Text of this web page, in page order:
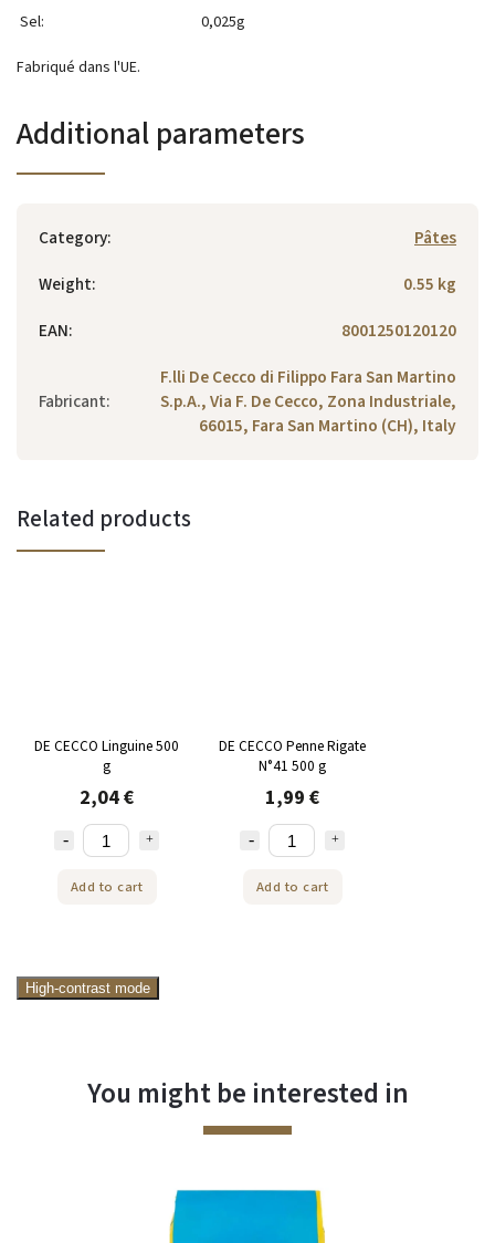
Sel:
0,025g
Fabriqué dans l'UE.
Additional parameters
Category:
Pâtes
Weight:
0.55 kg
EAN: 8001250120120
Fabricant:
F.lli De Cecco di Filippo Fara San Martino
S.p.A., Via F. De Cecco, Zona Industriale,
66015, Fara San Martino (CH), Italy
Related products
DE CECCO Linguine 500
g
2,04 €
Add to cart
DE CECCO Penne Rigate
N°41 500 g
1,99 €
Add to cart
High-contrast mode
You might be interested in